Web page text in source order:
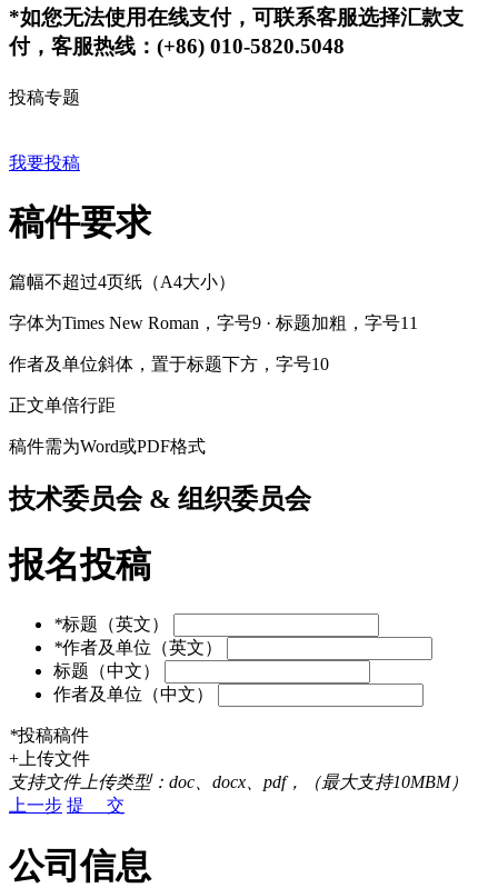
*如您无法使用在线支付，可联系客服选择汇款支
付，客服热线：(+86) 010-5820.5048
投稿专题
我要投稿
稿件要求
篇幅不超过4页纸（A4大小）
字体为Times New Roman，字号9 · 标题加粗，字号11
作者及单位斜体，置于标题下方，字号10
正文单倍行距
稿件需为Word或PDF格式
技术委员会 & 组织委员会
报名投稿
*标题（英文）
*作者及单位（英文）
标题（中文）
作者及单位（中文）
*投稿稿件
+上传文件
支持文件上传类型：doc、docx、pdf，（最大支持10MBM）
上一步 提 交
公司信息